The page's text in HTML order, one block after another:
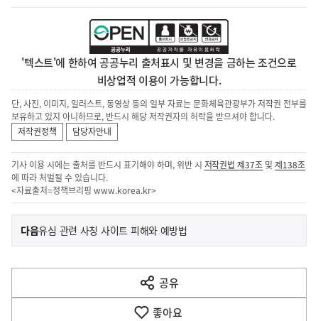
'텍스트'에 한하여 공공누리 출처표시 및 변경을 금하는 조건으로
비상업적 이용이 가능합니다.
단, 사진, 이미지, 일러스트, 동영상 등의 일부 자료는 문화체육관광부가 저작권 전부를
보유하고 있지 아니하므로, 반드시 해당 저작권자의 허락을 받으셔야 합니다.
저작권정책
담당자안내
기사 이용 시에는 출처를 반드시 표기해야 하며, 위반 시 저작권법 제37조 및제138조
에 따라 처벌될 수 있습니다.
<자료출처=정책브리핑 www.korea.kr>
이
전
다
음
다음기
유심 관련 사칭 사이트 피해와 예방법
공유
열
기
좋아요